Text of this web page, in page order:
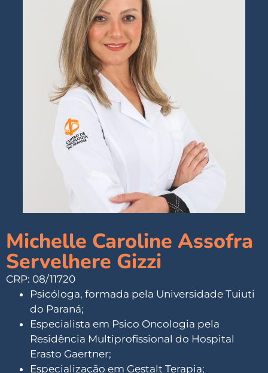
Michelle Caroline Assofra
Servelhere Gizzi
CRP: 08/11720
Psicóloga, formada pela Universidade Tuiuti
do Paraná;
Especialista em Psico Oncologia pela
Residência Multiprofissional do Hospital
Erasto Gaertner;
Especialização em Gestalt Terapia;